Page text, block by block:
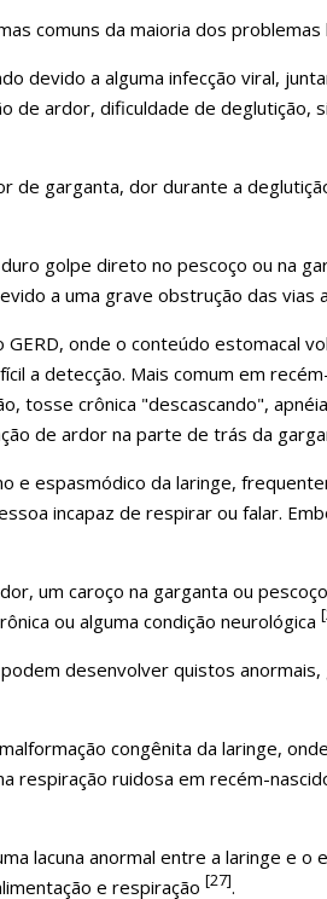
comuns da maioria dos problemas
devido a alguma infecção viral,
de ardor, dificuldade de deglutição,
de garganta, dor durante a
golpe direto no pescoço ou na
a uma grave obstrução das vias
GERD, onde o conteúdo estomacal
a detecção. Mais comum em
tosse crônica "descascando",
de ardor na parte de trás da
e espasmódico da laringe,
incapaz de respirar ou falar.
um caroço na garganta ou
ou alguma condição neurológica
desenvolver quistos
congênita da laringe,
respiração ruidosa em recém-
lacuna anormal entre a laringe e o
e respiração [27].